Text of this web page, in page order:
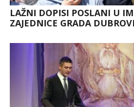
LAŽNI DOPISI POSLANI U
ZAJEDNICE GRADA